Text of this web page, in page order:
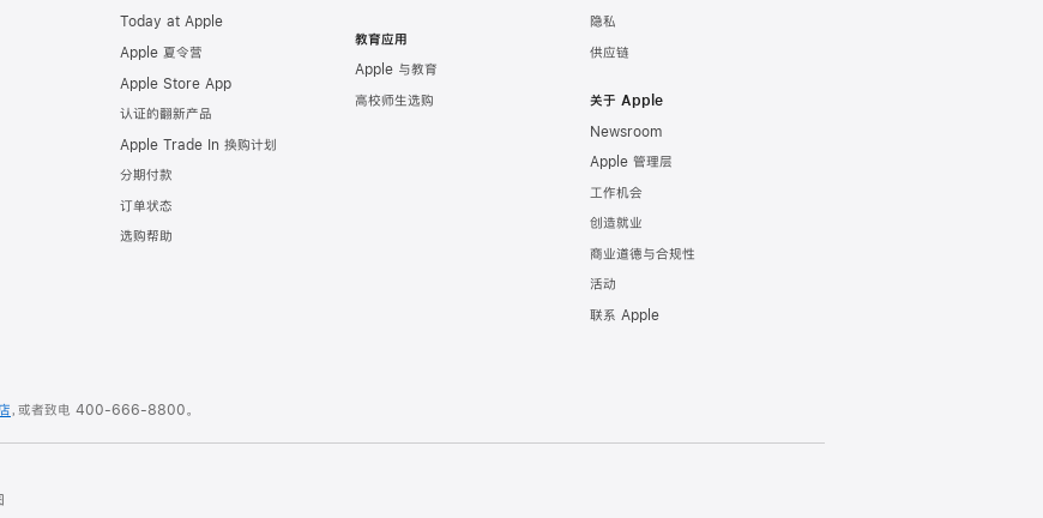
Today at Apple
Apple 夏令营
Apple Store App
认证的翻新产品
Apple Trade In 换购计划
分期付款
订单状态
选购帮助
教育应用
Apple 与教育
高校师生选购
隐私
供应链
关于 Apple
Newsroom
Apple 管理层
工作机会
创造就业
商业道德与合规性
活动
联系 Apple
，或者致电 400-666-8800。